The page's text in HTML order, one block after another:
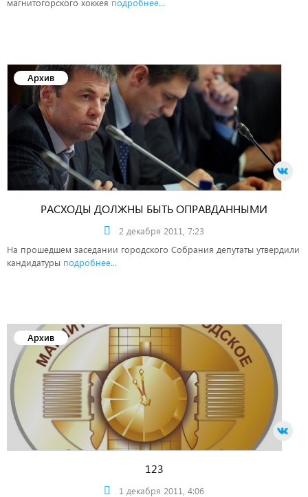
магнитогорского хоккея подробнее...
Архив
РАСХОДЫ ДОЛЖНЫ БЫТЬ ОПРАВДАННЫМИ
2 декабря 2011, 7:23
На прошедшем заседании городского Собрания депутаты утвердили
кандидатуры подробнее...
Архив
123
1 декабря 2011, 4:06